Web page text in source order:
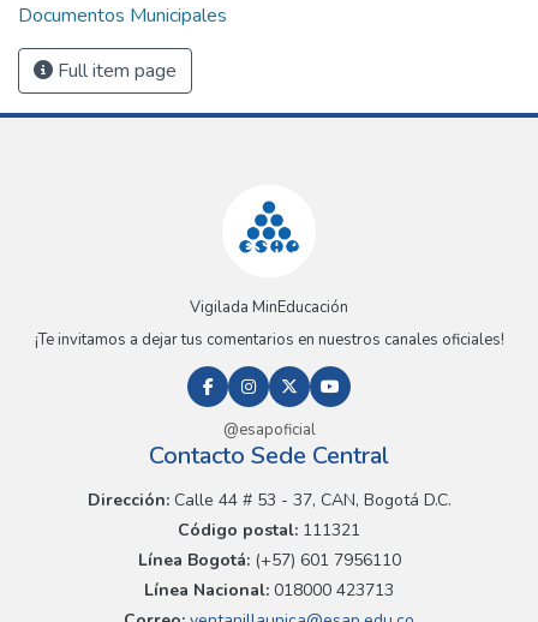
Documentos Municipales
Full item page
Vigilada MinEducación
¡Te invitamos a dejar tus comentarios en nuestros canales oficiales!
@esapoficial
Contacto Sede Central
Dirección:Calle 44 # 53 - 37, CAN, Bogotá D.C.
Código postal: 111321
Línea Bogotá:(+57) 601 7956110
Línea Nacional: 018000 423713